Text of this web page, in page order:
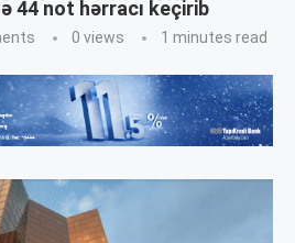
44 not hərracı keçirib
0 views 1 minutes read